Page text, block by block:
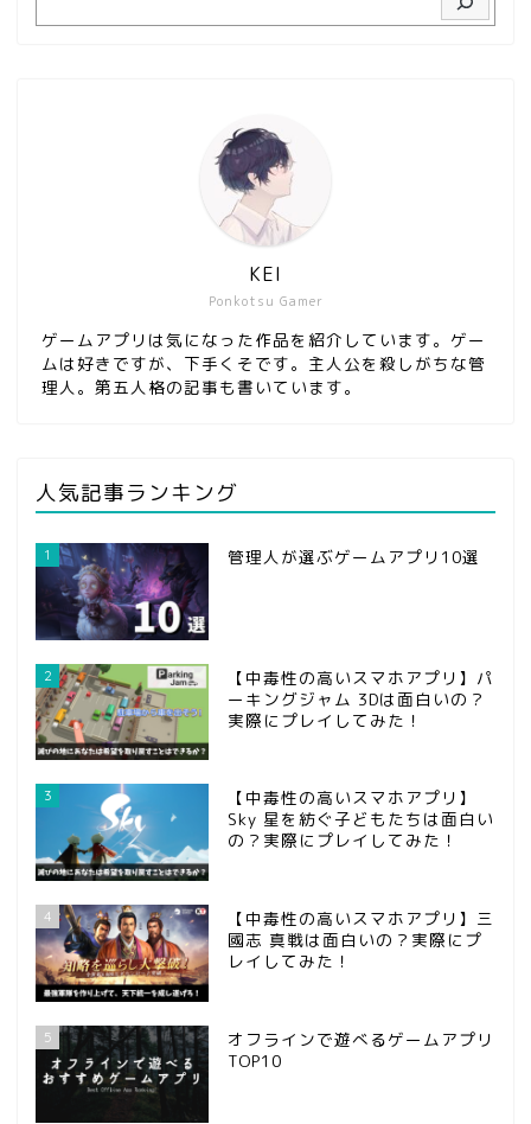
Ponkotsu Gamer
KEI
ゲームアプリは気になった作品を紹介しています。ゲー
ムは好きですが、下手くそです。主人公を殺しがちな管
理人。第五人格の記事も書いています。
人気記事ランキング
1 管理人が選ぶゲームアプリ10選
2
【中毒性の高いスマホアプリ】パ
ーキングジャム 3Dは面白いの？
実際にプレイしてみた！
3
【中毒性の高いスマホアプリ】
Sky 星を紡ぐ子どもたちは面白い
の？実際にプレイしてみた！
4
【中毒性の高いスマホアプリ】三
國志 真戦は面白いの？実際にプ
レイしてみた！
5
オフラインで遊べるゲームアプリ
TOP10
問い合わせ